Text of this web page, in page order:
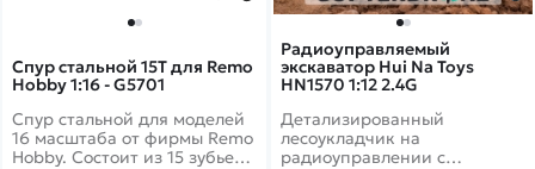
Радиоуправляемый
экскаватор Hui Na Toys
HN1570 1:12 2.4G
Детализированный
лесоукладчик на
радиоуправлении с
Спур стальной 15T для Remo
Hobby 1:16 - G5701
Спур стальной для моделей
16 масштаба от фирмы Remo
Hobby. Состоит из 15 зубьев